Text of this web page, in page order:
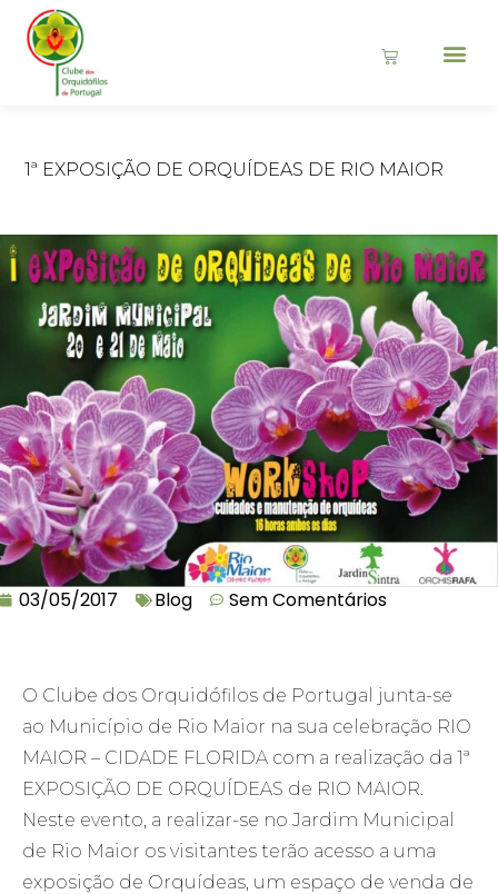
1ª EXPOSIÇÃO DE ORQUÍDEAS DE RIO MAIOR
03/05/2017 Blog Sem Comentários
O Clube dos Orquidófilos de Portugal junta-se
ao Município de Rio Maior na sua celebração RIO
MAIOR – CIDADE FLORIDA com a realização da 1ª
EXPOSIÇÃO DE ORQUÍDEAS de RIO MAIOR.
Neste evento, a realizar-se no Jardim Municipal
de Rio Maior os visitantes terão acesso a uma
exposição de Orquídeas, um espaço de venda de